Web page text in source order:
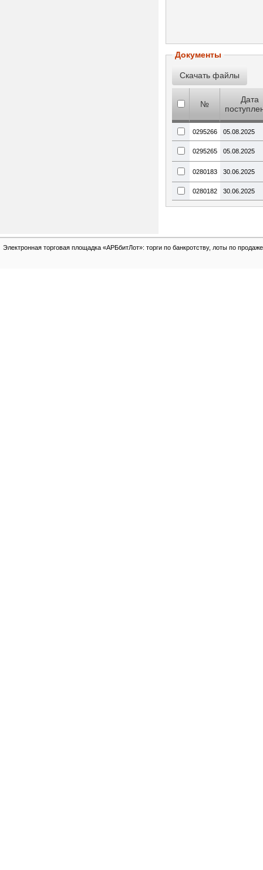
Документы
№
Дата
0295266 05.08.2025
0295265 05.08.2025
0280183 30.06.2025
0280182 30.06.2025
Электронная торговая площадка «АРБбитЛот»: торги по банкротству, лоты по